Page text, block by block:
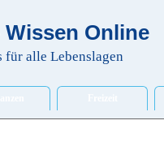
Online
für alle Lebenslagen